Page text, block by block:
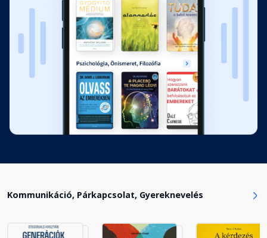
Kommunikáció, Párkapcsolat, Gyereknevelés